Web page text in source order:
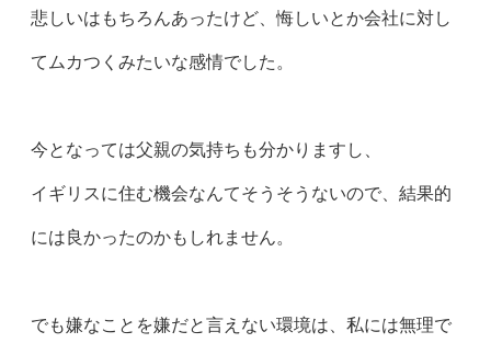
悲しいはもちろんあったけど、悔しいとか会社に対し
てムカつくみたいな感情でした。
今となっては父親の気持ちも分かりますし、
イギリスに住む機会なんてそうそうないので、結果的
には良かったのかもしれません。
でも嫌なことを嫌だと言えない環境は、私には無理で